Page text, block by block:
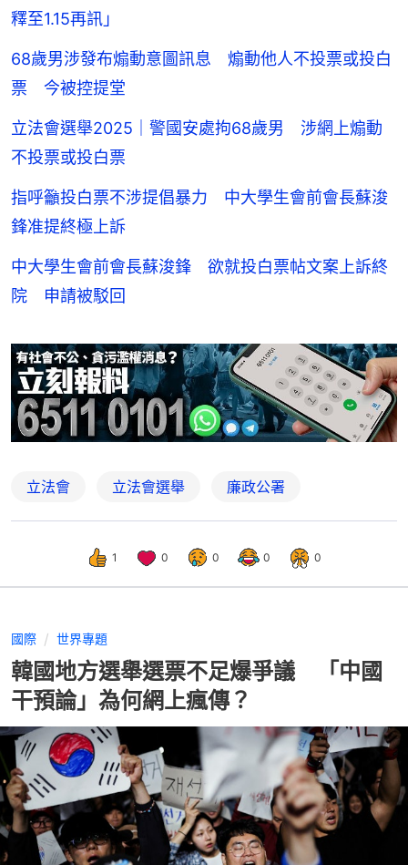
釋至1.15再訊」
68歲男涉發布煽動意圖訊息 煽動他人不投票或投白
票 今被控提堂
立法會選舉2025｜警國安處拘68歲男 涉網上煽動
不投票或投白票
指呼籲投白票不涉提倡暴力 中大學生會前會長蘇浚
鋒准提終極上訴
中大學生會前會長蘇浚鋒 欲就投白票帖文案上訴終
院 申請被駁回
立法會 立法會選舉 廉政公署
1 0 0 0 0
國際 世界專題
韓國地方選舉選票不足爆爭議 「中國
干預論」為何網上瘋傳？